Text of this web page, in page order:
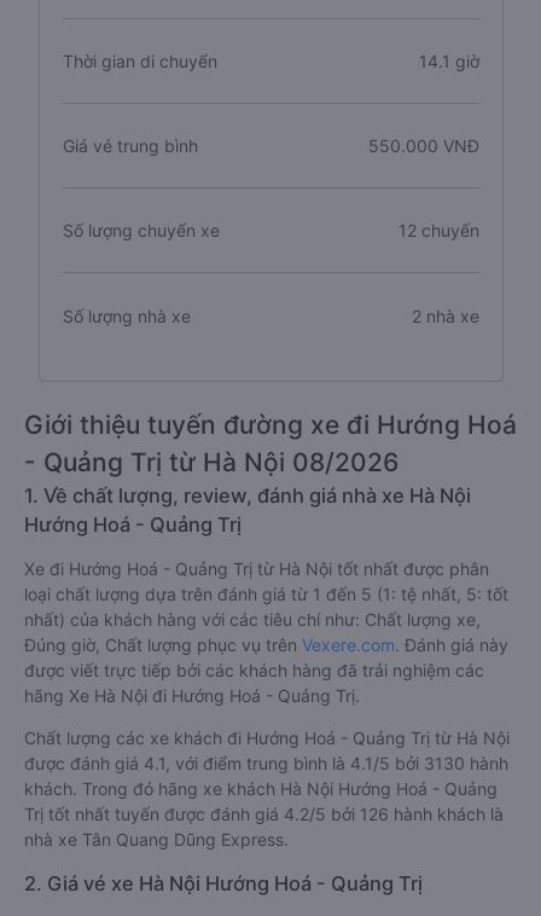
Thời gian di chuyển 14.1 giờ
Giá vé trung bình 550.000 VNĐ
Số lượng chuyến xe 12 chuyến
Số lượng nhà xe 2 nhà xe
Giới thiệu tuyến đường xe đi Hướng Hoá
- Quảng Trị từ Hà Nội 08/2026
1. Về chất lượng, review, đánh giá nhà xe Hà Nội
Hướng Hoá - Quảng Trị
Xe đi Hướng Hoá - Quảng Trị từ Hà Nội tốt nhất được phân
loại chất lượng dựa trên đánh giá từ 1 đến 5 (1: tệ nhất, 5: tốt
nhất) của khách hàng với các tiêu chí như: Chất lượng xe,
Đúng giờ, Chất lượng phục vụ trên Vexere.com. Đánh giá này
được viết trực tiếp bởi các khách hàng đã trải nghiệm các
hãng Xe Hà Nội đi Hướng Hoá - Quảng Trị.
Chất lượng các xe khách đi Hướng Hoá - Quảng Trị từ Hà Nội
được đánh giá 4.1, với điểm trung bình là 4.1/5 bởi 3130 hành
khách. Trong đó hãng xe khách Hà Nội Hướng Hoá - Quảng
Trị tốt nhất tuyến được đánh giá 4.2/5 bởi 126 hành khách là
nhà xe Tân Quang Dũng Express.
2. Giá vé xe Hà Nội Hướng Hoá - Quảng Trị